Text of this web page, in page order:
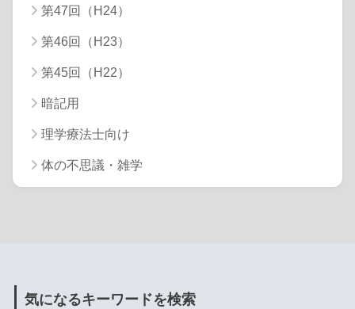
第47回（H24）
第46回（H23）
第45回（H22）
暗記用
理学療法士向け
体の不思議・雑学
気になるキーワードを検索